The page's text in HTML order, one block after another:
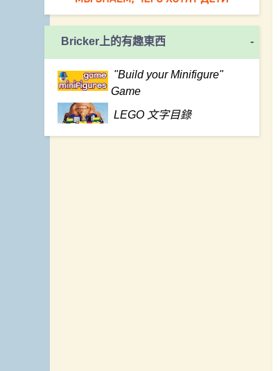
Bricker上的有趣東西 -
"Build your Minifigure"
Game
LEGO 文字目錄